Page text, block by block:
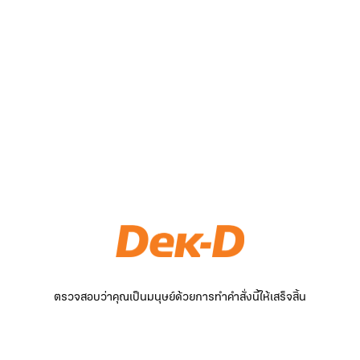
ตรวจสอบว่าคุณเป็นมนุษย์ด้วยการทำคำสั่งนี้ให้เสร็จสิ้น